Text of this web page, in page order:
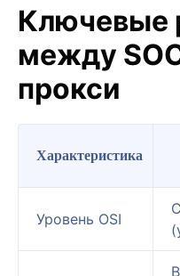
Ключевые
между
прокси
Характеристика
Уровень OSI